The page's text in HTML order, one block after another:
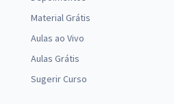
Material Grátis
Aulas ao Vivo
Aulas Grátis
Sugerir Curso